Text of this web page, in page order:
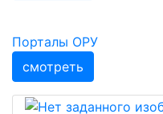
Порталы ОРУ
смотреть